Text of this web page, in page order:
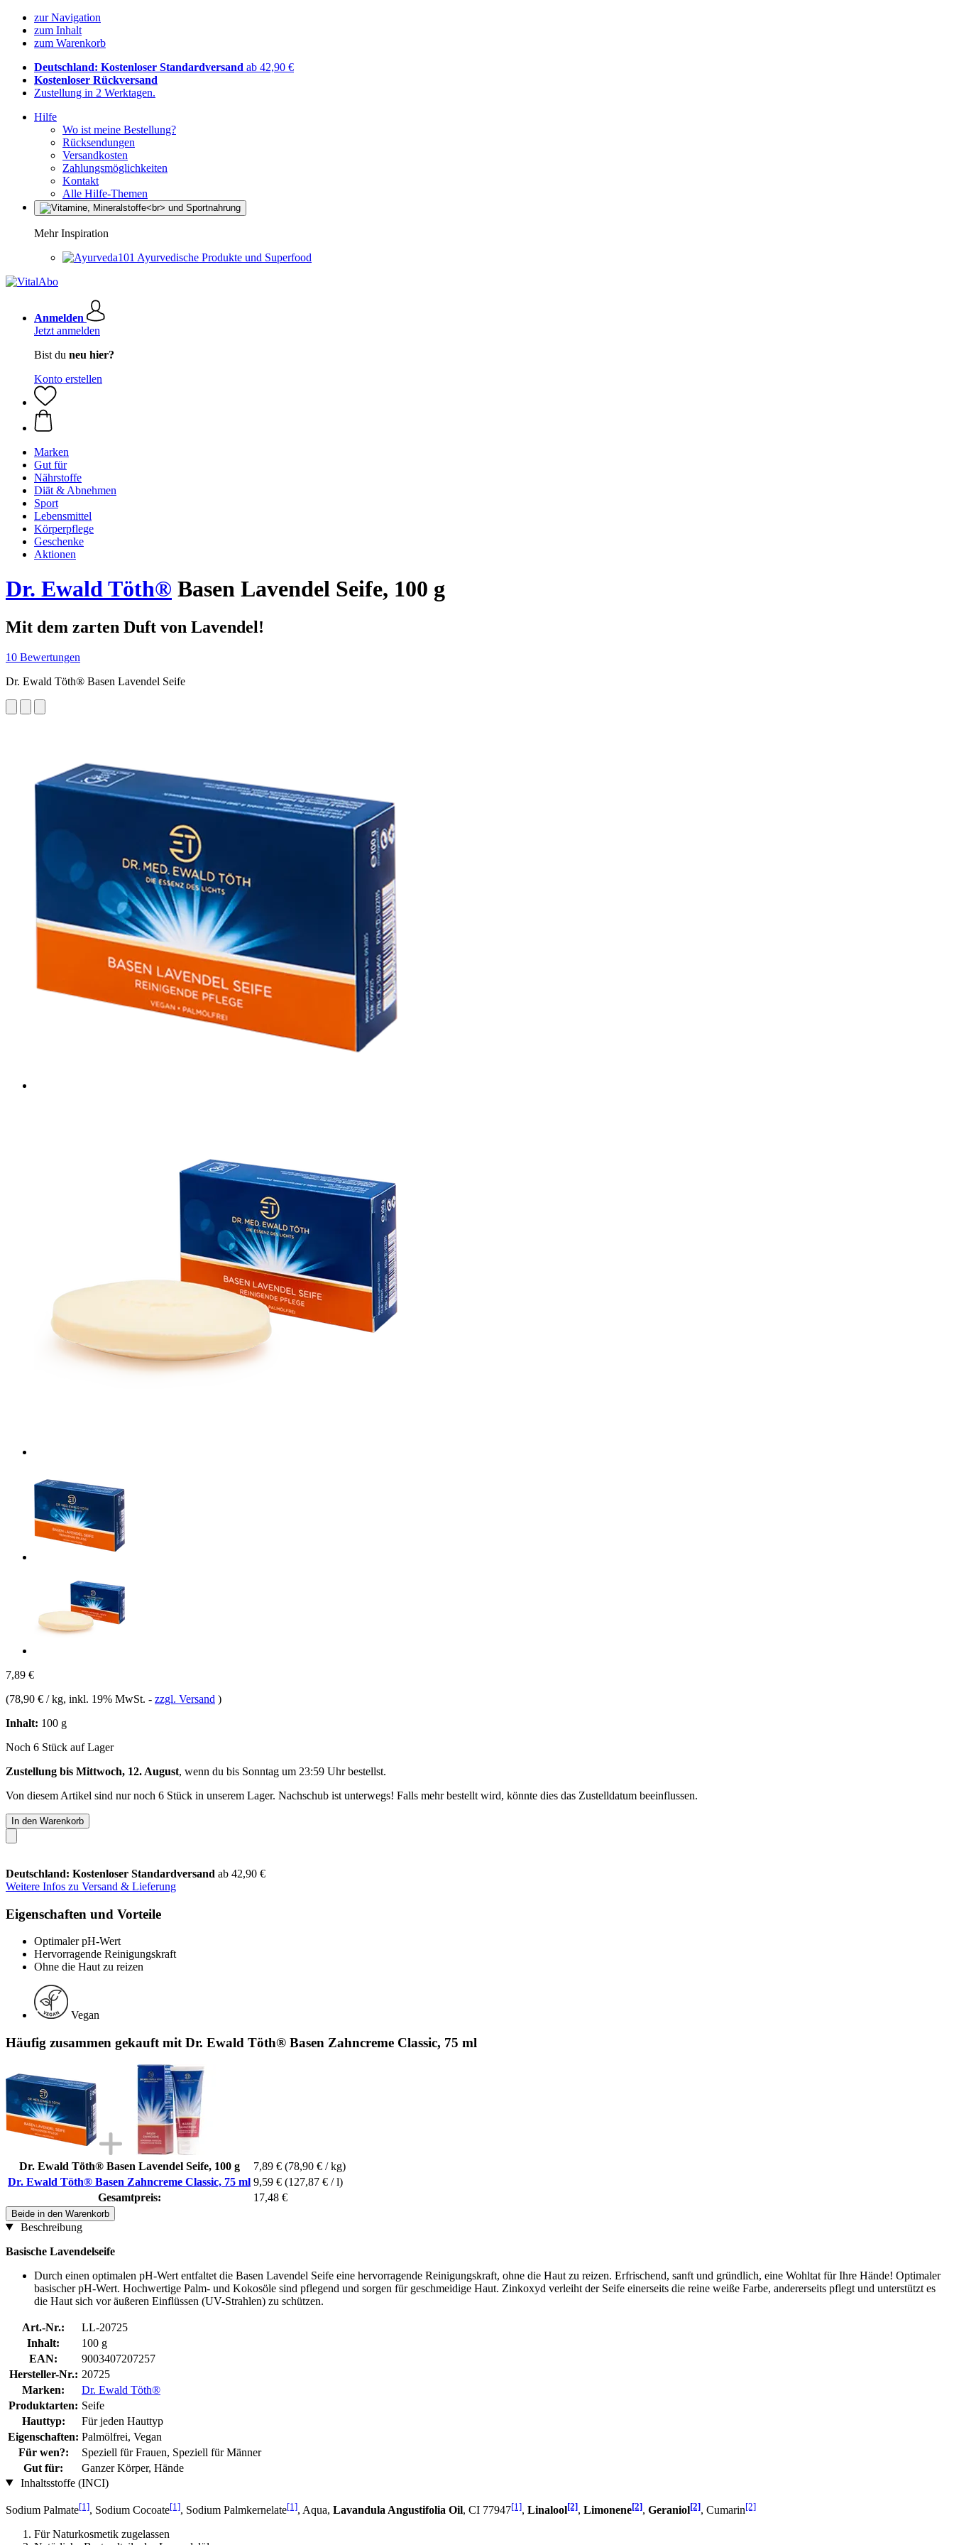
zur Navigation
zum Inhalt
zum Warenkorb
Deutschland: Kostenloser Standardversand ab 42,90 €
Kostenloser Rückversand
Zustellung in 2 Werktagen.
Hilfe
Wo ist meine Bestellung?
Rücksendungen
Versandkosten
Zahlungsmöglichkeiten
Kontakt
Alle Hilfe-Themen
Mehr Inspiration
Ayurvedische Produkte und Superfood
Anmelden
Jetzt anmelden
Bist du neu hier?
Konto erstellen
Marken
Gut für
Nährstoffe
Diät & Abnehmen
Sport
Lebensmittel
Körperpflege
Geschenke
Aktionen
Dr. Ewald Töth® Basen Lavendel Seife, 100 g
Mit dem zarten Duft von Lavendel!
10 Bewertungen
Dr. Ewald Töth® Basen Lavendel Seife
7,89 €
(78,90 € / kg, inkl. 19% MwSt. - zzgl. Versand )
Inhalt: 100 g
Noch 6 Stück auf Lager
Zustellung bis Mittwoch, 12. August, wenn du bis Sonntag um 23:59 Uhrbestellst.
Von diesem Artikel sind nur noch 6 Stück in unserem Lager. Nachschub ist unterwegs! Falls mehr bestellt wird, könnte dies das Zustelldatum beeinflussen.
In den Warenkorb
Deutschland: Kostenloser Standardversand ab 42,90 €
Weitere Infos zu Versand & Lieferung
Eigenschaften und Vorteile
Optimaler pH-Wert
Hervorragende Reinigungskraft
Ohne die Haut zu reizen
Vegan
Häufig zusammen gekauft mit Dr. Ewald Töth® Basen Zahncreme Classic, 75 ml
Dr. Ewald Töth® Basen Lavendel Seife, 100 g 7,89 € (78,90 € / kg)
Dr. Ewald Töth® Basen Zahncreme Classic, 75 ml 9,59 € (127,87 € / l)
Gesamtpreis:
17,48 €
Beide in den Warenkorb
Beschreibung
Basische Lavendelseife
Durch einen optimalen pH-Wert entfaltet die Basen Lavendel Seife eine hervorragende Reinigungskraft, ohne die Haut zu reizen. Erfrischend, sanft und gründlich, eine Wohltat für Ihre Hände! Optimaler
basischer pH-Wert. Hochwertige Palm- und Kokosöle sind pflegend und sorgen für geschmeidige Haut. Zinkoxyd verleiht der Seife einerseits die reine weiße Farbe, andererseits pflegt und unterstützt es
die Haut sich vor äußeren Einflüssen (UV-Strahlen) zu schützen.
Art.-Nr.:
LL-20725
Inhalt:
100 g
EAN:
9003407207257
Hersteller-Nr.: 20725
Marken:
Dr. Ewald Töth®
Produktarten: Seife
Hauttyp:
Für jeden Hauttyp
Eigenschaften: Palmölfrei, Vegan
Für wen?:
Speziell für Frauen, Speziell für Männer
Gut für:
Ganzer Körper, Hände
Inhaltsstoffe (INCI)
Sodium Palmate[1], Sodium Cocoate[1], Sodium Palmkernelate[1], Aqua, Lavandula Angustifolia Oil, CI 77947[1], Linalool[2], Limonene[2], Geraniol[2], Cumarin[2]
Für Naturkosmetik zugelassen